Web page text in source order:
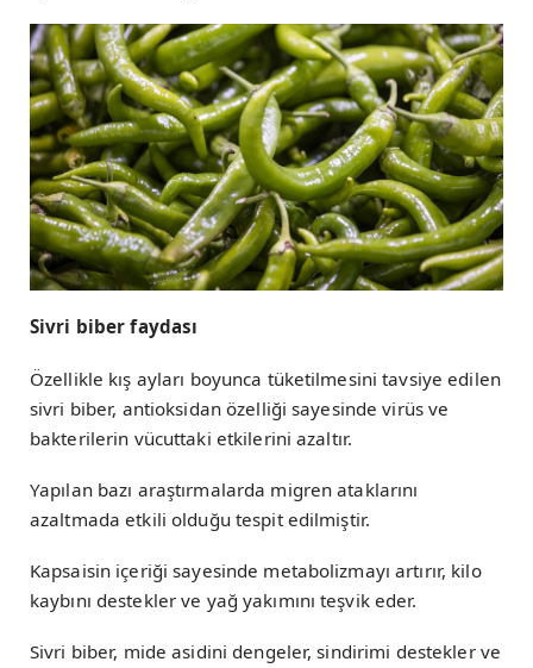
Sivri biber faydası
Özellikle kış ayları boyunca tüketilmesini tavsiye edilen
sivri biber, antioksidan özelliği sayesinde virüs ve
bakterilerin vücuttaki etkilerini azaltır.
Yapılan bazı araştırmalarda migren ataklarını
azaltmada etkili olduğu tespit edilmiştir.
Kapsaisin içeriği sayesinde metabolizmayı artırır, kilo
kaybını destekler ve yağ yakımını teşvik eder.
Sivri biber, mide asidini dengeler, sindirimi destekler ve